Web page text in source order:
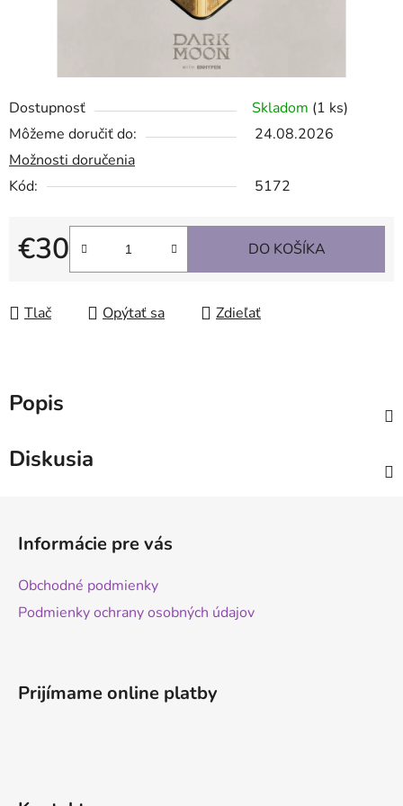
Dostupnosť Skladom (1 ks)
Môžeme doručiť do:
24.08.2026
Možnosti doručenia
Kód:
5172
€30
Jednotková cena:
DO KOŠÍKA
Tlač Opýtať sa Zdieľať
Popis
Diskusia
Informácie pre vás
Obchodné podmienky
Podmienky ochrany osobných údajov
Prijímame online platby